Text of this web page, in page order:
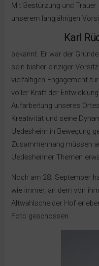
Mit Bestürzung und
unserem langjährigen
Karl
bekannt. Er war der
sein bisher einziger
vielfältigen Engagement
voller Kraft der
Aufarbeitung unseres
Kreativität und seine
Uedesheim in Bewegung
Zusammenhang müssen
Uedesheimer Themen
Noch am 28. September
wie immer, an dem von
Altwahlscheider Hof
Foto geschossen.